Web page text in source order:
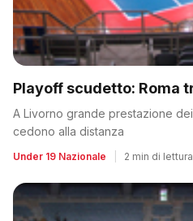
Playoff scudetto: Roma
A Livorno grande prestazione
cedono alla distanza
Under 19 Nazionale 2 min di lettura